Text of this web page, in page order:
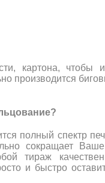
картона, чтобы
производится
полный спектр
сокращает
тираж
и быстро